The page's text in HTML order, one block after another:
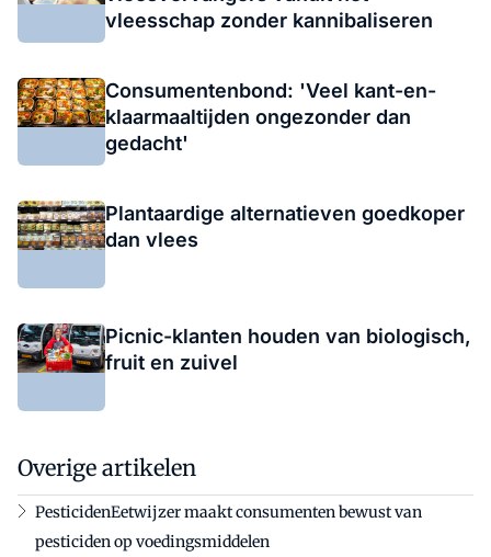
vleesschap zonder kannibaliseren
Consumentenbond: 'Veel kant-en-
klaarmaaltijden ongezonder dan
gedacht'
Plantaardige alternatieven goedkoper
dan vlees
Picnic-klanten houden van biologisch,
fruit en zuivel
Overige artikelen
PesticidenEetwijzer maakt consumenten bewust van
pesticiden op voedingsmiddelen